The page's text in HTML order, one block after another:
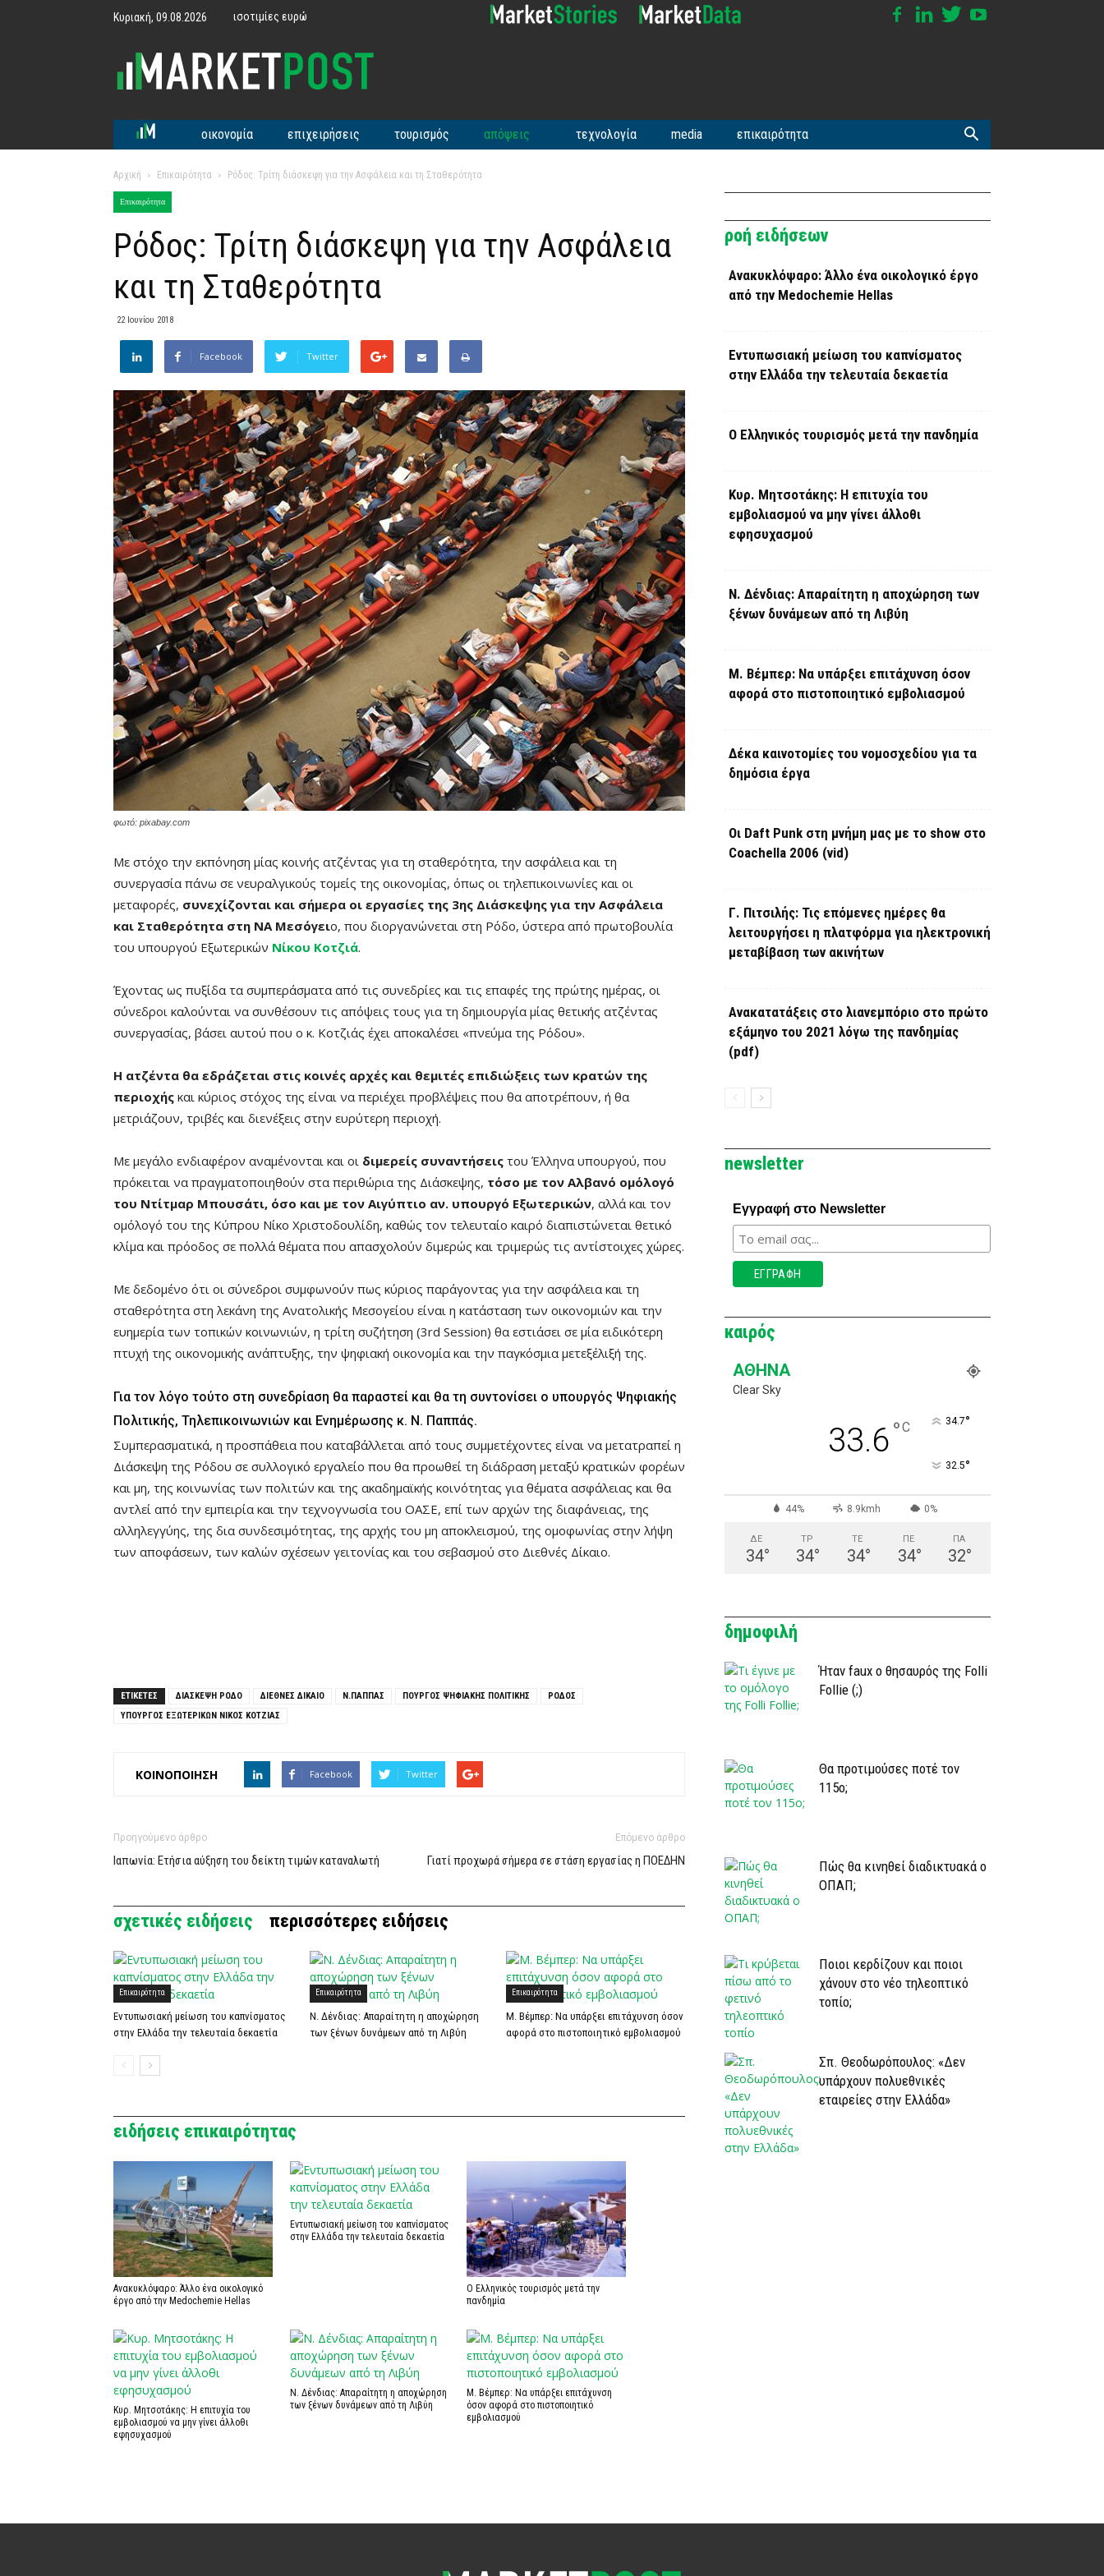
Κυριακή, 09.08.2026 ισοτιμίες ευρώ
οικονομία επιχειρήσεις τουρισμός απόψεις τεχνολογία media επικαιρότητα
Αρχική Επικαιρότητα Ρόδος: Τρίτη διάσκεψη για την Ασφάλεια και τη Σταθερότητα
Επικαιρότητα
Ρόδος: Τρίτη διάσκεψη για την Ασφάλεια
και τη Σταθερότητα
22 Ιουνίου 2018
Facebook Twitter
φωτό: pixabay.com
Με στόχο την εκπόνηση μίας κοινής ατζέντας για τη σταθερότητα, την ασφάλεια και τη
συνεργασία πάνω σε νευραλγικούς τομείς της οικονομίας, όπως οι τηλεπικοινωνίες και οι
μεταφορές, συνεχίζονται και σήμερα οι εργασίες της 3ης Διάσκεψης για την Ασφάλεια
και Σταθερότητα στη ΝΑ Μεσόγειο, που διοργανώνεται στη Ρόδο, ύστερα από πρωτοβουλία
του υπουργού Εξωτερικών Νίκου Κοτζιά.
Έχοντας ως πυξίδα τα συμπεράσματα από τις συνεδρίες και τις επαφές της πρώτης ημέρας, οι
σύνεδροι καλούνται να συνθέσουν τις απόψεις τους για τη δημιουργία μίας θετικής ατζέντας
συνεργασίας, βάσει αυτού που ο κ. Κοτζιάς έχει αποκαλέσει «πνεύμα της Ρόδου».
Η ατζέντα θα εδράζεται στις κοινές αρχές και θεμιτές επιδιώξεις των κρατών της
περιοχής και κύριος στόχος της είναι να περιέχει προβλέψεις που θα αποτρέπουν, ή θα
μετριάζουν, τριβές και διενέξεις στην ευρύτερη περιοχή.
Με μεγάλο ενδιαφέρον αναμένονται και οι διμερείς συναντήσεις του Έλληνα υπουργού, που
πρόκειται να πραγματοποιηθούν στα περιθώρια της Διάσκεψης, τόσο με τον Αλβανό ομόλογό
του Ντίτμαρ Μπουσάτι, όσο και με τον Αιγύπτιο αν. υπουργό Εξωτερικών, αλλά και τον
ομόλογό του της Κύπρου Νίκο Χριστοδουλίδη, καθώς τον τελευταίο καιρό διαπιστώνεται θετικό
κλίμα και πρόοδος σε πολλά θέματα που απασχολούν διμερώς και τριμερώς τις αντίστοιχες χώρες.
Με δεδομένο ότι οι σύνεδροι συμφωνούν πως κύριος παράγοντας για την ασφάλεια και τη
σταθερότητα στη λεκάνη της Ανατολικής Μεσογείου είναι η κατάσταση των οικονομιών και την
ευημερία των τοπικών κοινωνιών, η τρίτη συζήτηση (3rd Session) θα εστιάσει σε μία ειδικότερη
πτυχή της οικονομικής ανάπτυξης, την ψηφιακή οικονομία και την παγκόσμια μετεξέλιξή της.
Για τον λόγο τούτο στη συνεδρίαση θα παραστεί και θα τη συντονίσει ο υπουργός Ψηφιακής
Πολιτικής, Τηλεπικοινωνιών και Ενημέρωσης κ. Ν. Παππάς.
Συμπερασματικά, η προσπάθεια που καταβάλλεται από τους συμμετέχοντες είναι να μετατραπεί η
Διάσκεψη της Ρόδου σε συλλογικό εργαλείο που θα προωθεί τη διάδραση μεταξύ κρατικών φορέων
και μη, της κοινωνίας των πολιτών και της ακαδημαϊκής κοινότητας για θέματα ασφάλειας και θα
αντλεί από την εμπειρία και την τεχνογνωσία του ΟΑΣΕ, επί των αρχών της διαφάνειας, της
αλληλεγγύης, της δια συνδεσιμότητας, της αρχής του μη αποκλεισμού, της ομοφωνίας στην λήψη
των αποφάσεων, των καλών σχέσεων γειτονίας και του σεβασμού στο Διεθνές Δίκαιο.
ΕΤΙΚΕΤΕΣ ΔΙΑΣΚΕΨΗ ΡΟΔΟ ΔΙΕΘΝΕΣ ΔΙΚΑΙΟ Ν.ΠΑΠΠΑΣ ΠΟΥΡΓΟΣ ΨΗΦΙΑΚΗΣ ΠΟΛΙΤΙΚΗΣ
ΡΟΔΟΣ
ΥΠΟΥΡΓΟΣ ΕΞΩΤΕΡΙΚΩΝ ΝΙΚΟΣ ΚΟΤΖΙΑΣ
ΚΟΙΝΟΠΟΙΗΣΗ Facebook Twitter
Προηγούμενο άρθρο
Ιαπωνία: Ετήσια αύξηση του δείκτη τιμών καταναλωτή
Επόμενο άρθρο
Γιατί προχωρά σήμερα σε στάση εργασίας η ΠΟΕΔΗΝ
σχετικές ειδήσεις περισσότερες ειδήσεις
Επικαιρότητα
Εντυπωσιακή μείωση του καπνίσματος
στην Ελλάδα την τελευταία δεκαετία
Επικαιρότητα
Ν. Δένδιας: Απαραίτητη η αποχώρηση
των ξένων δυνάμεων από τη Λιβύη
Επικαιρότητα
Μ. Βέμπερ: Να υπάρξει επιτάχυνση όσον
αφορά στο πιστοποιητικό εμβολιασμού
ειδήσεις επικαιρότητας
Ανακυκλόψαρο: Άλλο ένα οικολογικό
έργο από την Medochemie Hellas
Εντυπωσιακή μείωση του καπνίσματος
στην Ελλάδα την τελευταία δεκαετία
Ο Ελληνικός τουρισμός μετά την
πανδημία
Κυρ. Μητσοτάκης: Η επιτυχία του
εμβολιασμού να μην γίνει άλλοθι
εφησυχασμού
Ν. Δένδιας: Απαραίτητη η αποχώρηση
των ξένων δυνάμεων από τη Λιβύη
Μ. Βέμπερ: Να υπάρξει επιτάχυνση
όσον αφορά στο πιστοποιητικό
εμβολιασμού
ροή ειδήσεων
Ανακυκλόψαρο: Άλλο ένα οικολογικό έργο
από την Medochemie Hellas
Εντυπωσιακή μείωση του καπνίσματος
στην Ελλάδα την τελευταία δεκαετία
Ο Ελληνικός τουρισμός μετά την πανδημία
Κυρ. Μητσοτάκης: Η επιτυχία του
εμβολιασμού να μην γίνει άλλοθι
εφησυχασμού
Ν. Δένδιας: Απαραίτητη η αποχώρηση των
ξένων δυνάμεων από τη Λιβύη
Μ. Βέμπερ: Να υπάρξει επιτάχυνση όσον
αφορά στο πιστοποιητικό εμβολιασμού
Δέκα καινοτομίες του νομοσχεδίου για τα
δημόσια έργα
Οι Daft Punk στη μνήμη μας με το show στο
Coachella 2006 (vid)
Γ. Πιτσιλής: Τις επόμενες ημέρες θα
λειτουργήσει η πλατφόρμα για ηλεκτρονική
μεταβίβαση των ακινήτων
Ανακατατάξεις στο λιανεμπόριο στο πρώτο
εξάμηνο του 2021 λόγω της πανδημίας
(pdf)
newsletter
Εγγραφή στο Newsletter
καιρός
ΑΘΉΝΑ
Clear Sky
33.6°C 34.7°
32.5°
44% 8.9kmh 0%
ΔΕ
34°
ΤΡ
34°
ΤΕ
34°
ΠΕ
34°
ΠΑ
32°
δημοφιλή
Ήταν faux ο θησαυρός της Folli
Follie (;)
Θα προτιμούσες ποτέ τον
115ο;
Πώς θα κινηθεί διαδικτυακά ο
ΟΠΑΠ;
Ποιοι κερδίζουν και ποιοι
χάνουν στο νέο τηλεοπτικό
τοπίο;
Σπ. Θεοδωρόπουλος: «Δεν
υπάρχουν πολυεθνικές
εταιρείες στην Ελλάδα»